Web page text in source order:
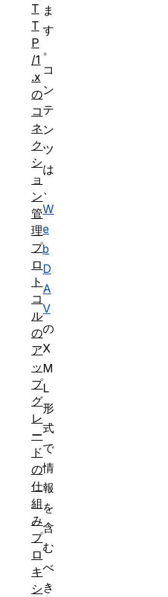
ま
す
。
コ
ン
テ
ン
ツ
は
W
e
b
D
A
V
の
X
M
L
形
式
で
情
報
を
含
む
べ
き
T
T
P
/1
.x
の
コ
ネ
ク
シ
ョ
ン
管
理
プ
ロ
ト
コ
ル
の
ア
ッ
プ
グ
レ
ー
ド
の
仕
組
み
プ
ロ
キ
シ